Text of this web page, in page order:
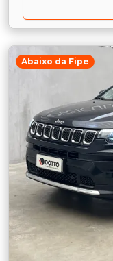
Abaixo da Fipe